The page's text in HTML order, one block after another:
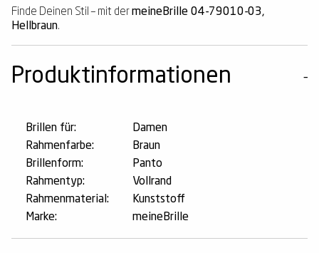
Finde Deinen Stil – mit dermeineBrille 04-79010-03,
Hellbraun.
Produktinformationen
Brillen für:
Damen
Rahmenfarbe:
Braun
Brillenform:
Panto
Rahmentyp:
Vollrand
Rahmenmaterial:
Kunststoff
Marke:
meineBrille